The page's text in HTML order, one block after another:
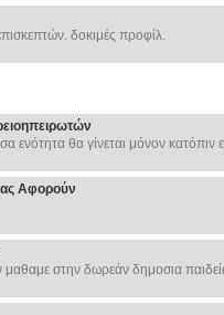
δοκιμές προφίλ.
ενότητα θα γίνεται μόνον κατόπιν
Αφορούν
στην δωρεάν δημοσια